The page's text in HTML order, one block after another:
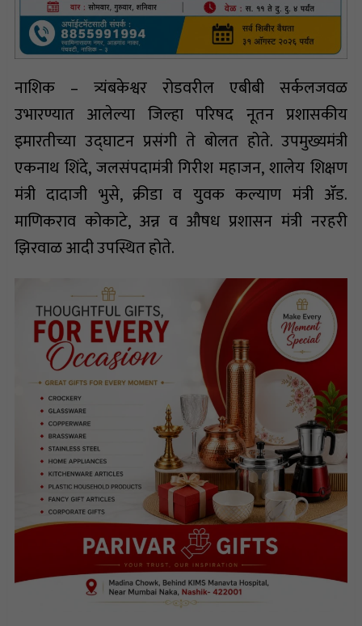
नाशिक – त्र्यंबकेश्वर रोडवरील एबीबी सर्कलजवळ
उभारण्यात आलेल्या जिल्हा परिषद नूतन प्रशासकीय
इमारतीच्या उद्घाटन प्रसंगी ते बोलत होते. उपमुख्यमंत्री
एकनाथ शिंदे, जलसंपदामंत्री गिरीश महाजन, शालेय शिक्षण
मंत्री दादाजी भुसे, क्रीडा व युवक कल्याण मंत्री ॲड.
माणिकराव कोकाटे, अन्न व औषध प्रशासन मंत्री नरहरी
झिरवाळ आदी उपस्थित होते.